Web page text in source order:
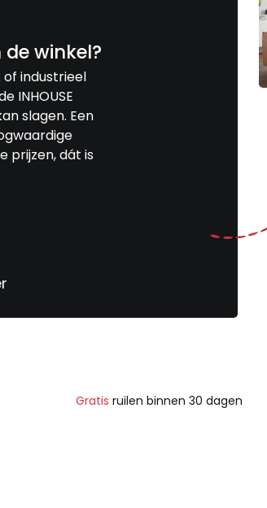
de winkel?
of industrieel
INHOUSE
slagen. Een
prijzen, dát is
Gratis ruilen binnen 30 dagen